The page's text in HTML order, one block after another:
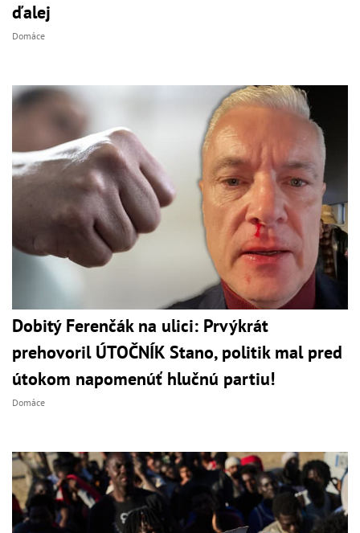
ďalej
Domáce
Dobitý Ferenčák na ulici: Prvýkrát
prehovoril ÚTOČNÍK Stano, politik mal pred
útokom napomenúť hlučnú partiu!
Domáce